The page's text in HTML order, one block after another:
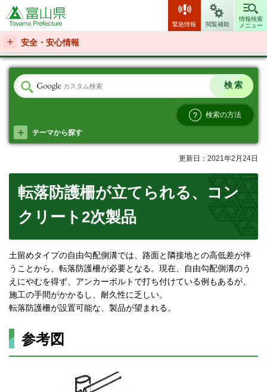
富山県
緊急情報 閲覧補助
情報検索
メニュー
安全・安心情報
検索の方法
テーマから探す
更新日：2021年2月24日
転落防護柵が立てられる、コン
クリート2次製品
土留めタイプの自由勾配側溝では、路面と隣接地との高低差が伴
うことから、転落防護柵が必要となる。現在、自由勾配側溝のう
えにやむを得ず、アンカーボルトで打ち付けている例もあるが、
施工の手間がかかるし、耐久性に乏しい。
転落防護柵が設置可能な、製品が望まれる。
参考図